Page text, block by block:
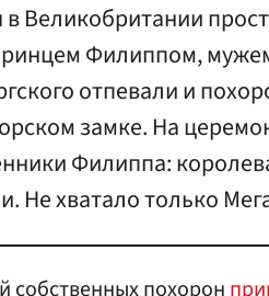
в Великобритании
Филиппом,
отпевали и
замке. На
Филиппа:
Не хватало только
собственных похорон